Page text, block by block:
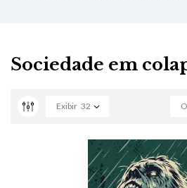
Sociedade em
Exibir 32